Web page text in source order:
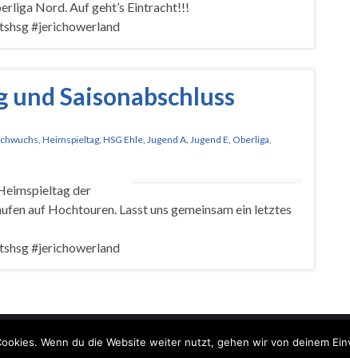
Nord. Auf geht’s Eintracht!!!
#jerichowerland
Saisonabschluss
, Heimspieltag, HSG Ehle, Jugend A, Jugend E, Oberliga,
der
auf Hochtouren. Lasst uns gemeinsam ein letztes
#jerichowerland
Wenn du die Website weiter nutzt, gehen wir von deinem